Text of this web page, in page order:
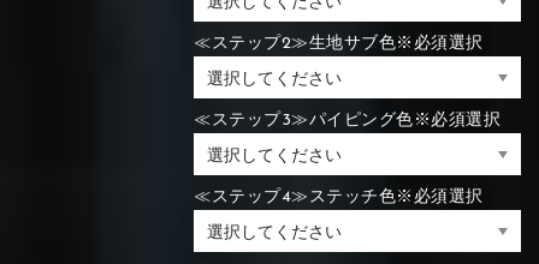
≪ステップ2≫生地サブ色※必須選択
≪ステップ3≫パイピング色※必須選択
≪ステップ4≫ステッチ色※必須選択